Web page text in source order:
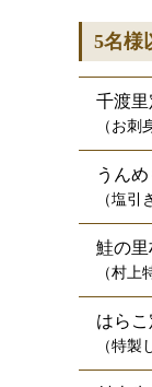
5名様
千渡里
（お刺
うん
（塩引
鮭の
（村上
はらこ
（特製